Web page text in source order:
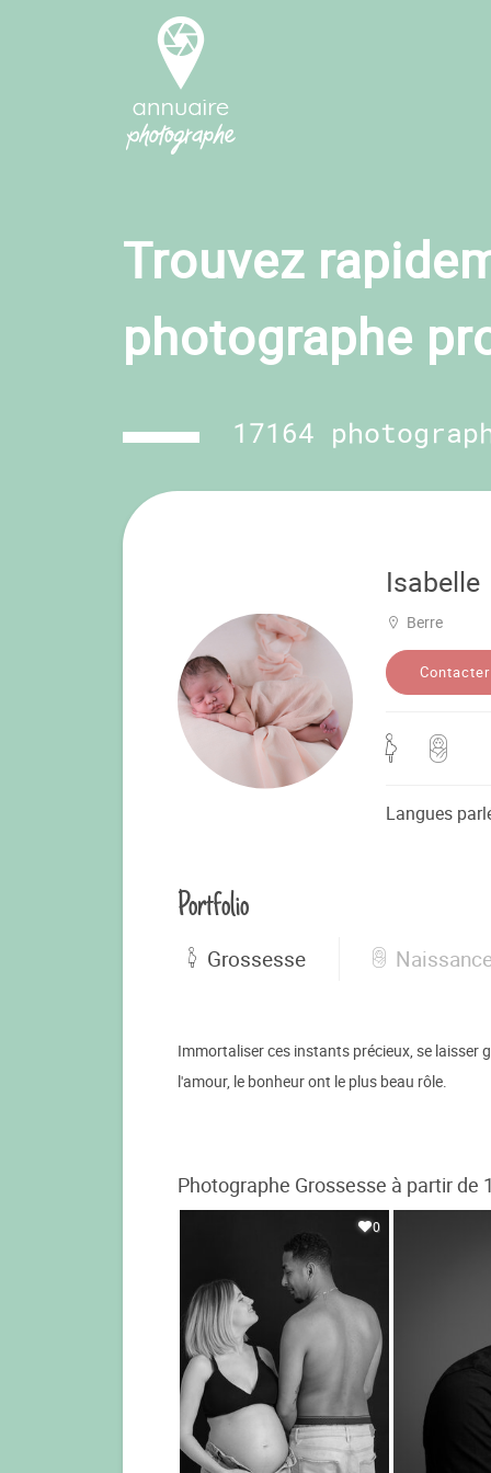
Trouvez
photographe
17164
Isabelle
Berre
Contacter
Langues
Portfolio
Grossesse
Immortaliser ces instants précieux, se laisser
l'amour, le bonheur ont le plus beau rôle.
Photographe Grossesse à partir de
0